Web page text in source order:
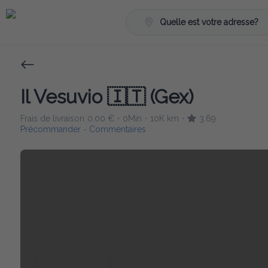
Quelle est votre adresse?
Il Vesuvio 🇮🇹 (Gex)
Frais de livraison 0.00 € • 0Min • 10K km •
3.69
Précommander • Commentaires